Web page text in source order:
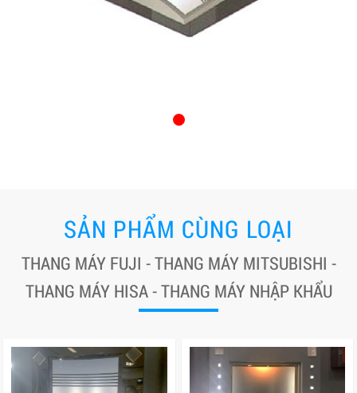
SẢN PHẨM CÙNG LOẠI
THANG MÁY FUJI - THANG MÁY MITSUBISHI -
THANG MÁY HISA - THANG MÁY NHẬP KHẨU